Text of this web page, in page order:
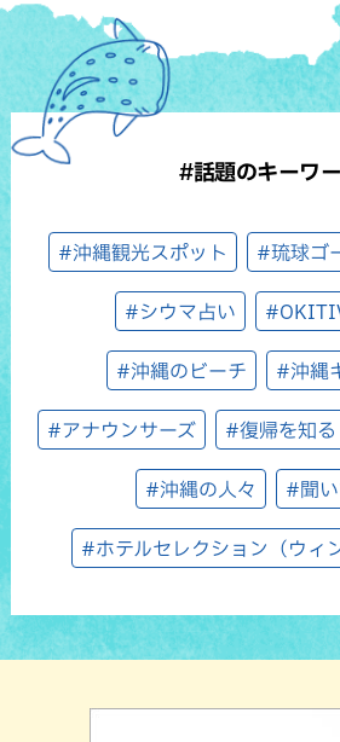
#話題のキーワ
#沖縄観光スポット #琉球ゴ
#シウマ占い
#沖縄のビーチ #沖縄
#アナウンサーズ #復帰を知る
#沖縄の人々 #聞
#ホテルセレクション（ウィ